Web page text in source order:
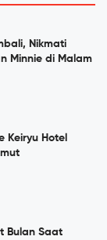
Nikmati
Minnie di Malam
Keiryu Hotel
Bulan Saat